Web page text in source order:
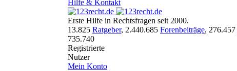
Hilfe & Kontakt
Erste Hilfe in Rechtsfragen seit 2000.
13.825 Ratgeber, 2.440.685 Forenbeiträge, 276.457
735.740
Registrierte
Nutzer
Mein Konto